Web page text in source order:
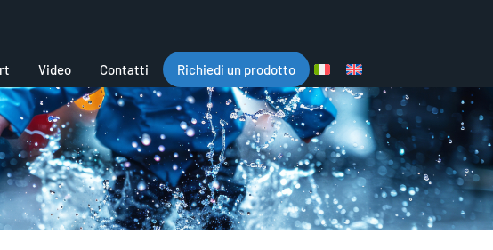
Video Contatti Richiedi un prodotto